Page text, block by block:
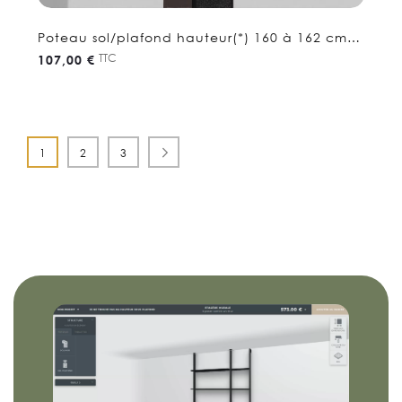
Poteau sol/plafond hauteur(*) 160 à 162 cm -
Etagere séparation
107,00 € TTC
Vous lisez actuellement la page
1 Page
2 Page
3